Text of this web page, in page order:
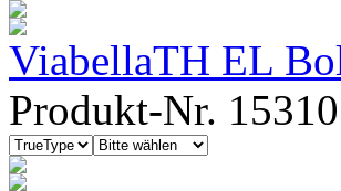
ViabellaTH EL
Produkt-Nr.